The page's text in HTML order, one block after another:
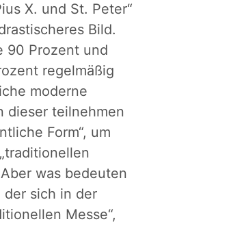
X. und St. Peter“
Bild.
90 Prozent und
regelmäßig
moderne
dieser teilnehmen
Form“, um
was bedeuten
der sich in der
Messe“,